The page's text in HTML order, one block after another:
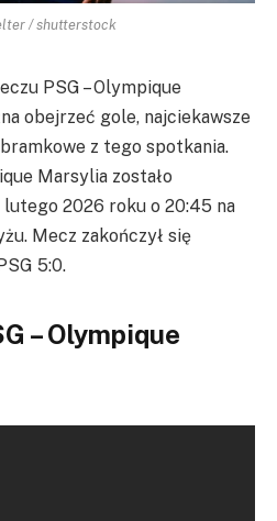
/ shutterstock
PSG – Olympique
obejrzeć gole, najciekawsze
z tego spotkania.
Marsylia zostało
2026 roku o 20:45 na
Mecz zakończył się
5:0.
– Olympique